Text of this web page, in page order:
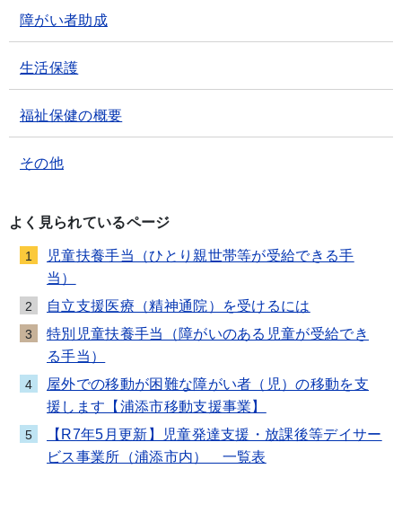
障がい者助成
生活保護
福祉保健の概要
その他
よく見られているページ
1
児童扶養手当（ひとり親世帯等が受給できる手
当）
2 自立支援医療（精神通院）を受けるには
3
特別児童扶養手当（障がいのある児童が受給でき
る手当）
4
屋外での移動が困難な障がい者（児）の移動を支
援します【浦添市移動支援事業】
5
【R7年5月更新】児童発達支援・放課後等デイサー
ビス事業所（浦添市内） 一覧表